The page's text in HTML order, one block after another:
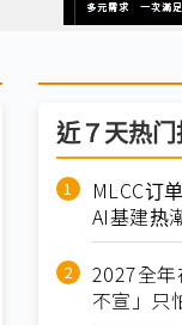
近７天热门
MLCC订
AI基建热
2027全
不宣」只